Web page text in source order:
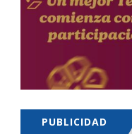
PUBLICIDAD